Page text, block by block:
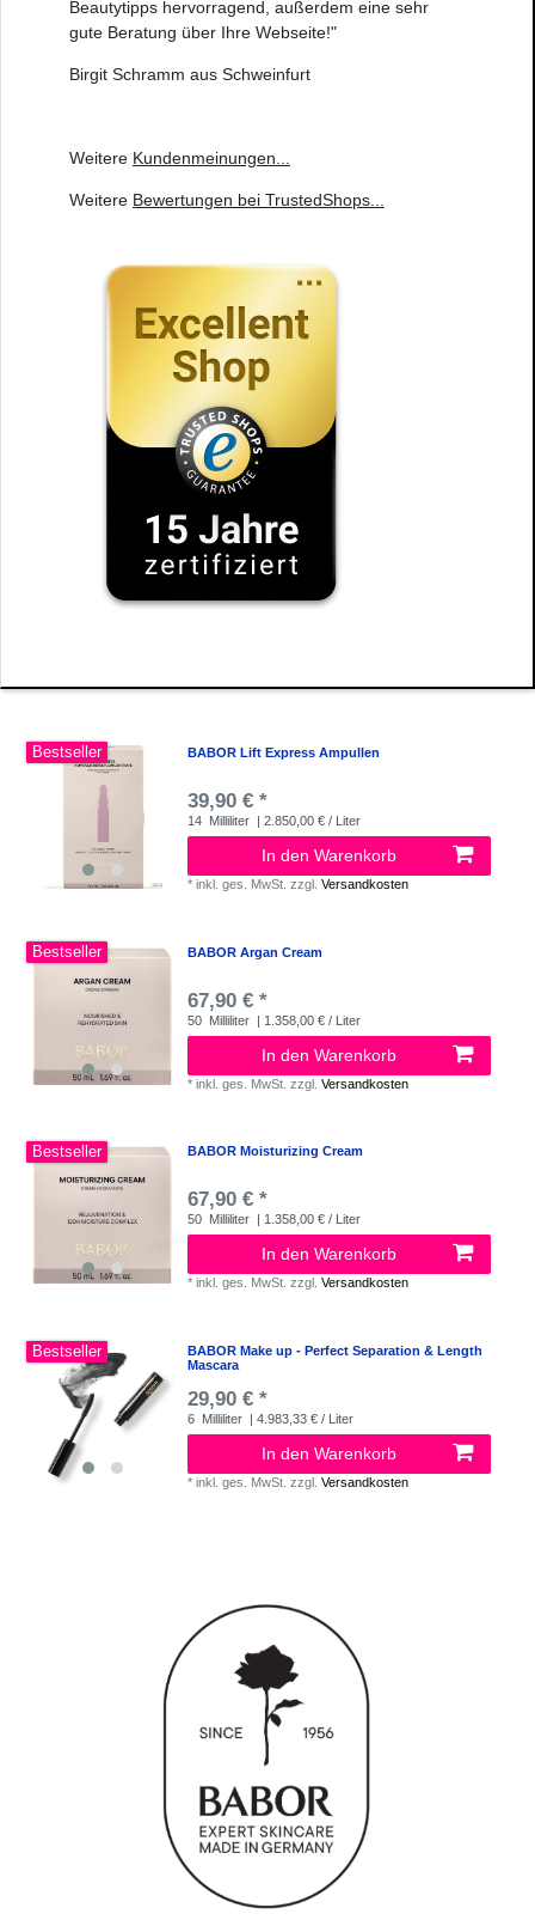
Beautytipps hervorragend, außerdem eine sehr
gute Beratung über Ihre Webseite!"
Birgit Schramm aus Schweinfurt
Weitere Kundenmeinungen...
Weitere Bewertungen bei TrustedShops...
Bestseller BABOR Lift Express Ampullen
39,90 € *
14 Milliliter | 2.850,00 € / Liter
In den Warenkorb
*inkl. ges. MwSt. zzgl.Versandkosten
Bestseller BABOR Argan Cream
67,90 € *
50 Milliliter | 1.358,00 € / Liter
In den Warenkorb
*inkl. ges. MwSt. zzgl.Versandkosten
Bestseller BABOR Moisturizing Cream
67,90 € *
50 Milliliter | 1.358,00 € / Liter
In den Warenkorb
*inkl. ges. MwSt. zzgl.Versandkosten
Bestseller
BABOR Make up - Perfect Separation & Length
Mascara
29,90 € *
6 Milliliter | 4.983,33 € / Liter
In den Warenkorb
*inkl. ges. MwSt. zzgl.Versandkosten